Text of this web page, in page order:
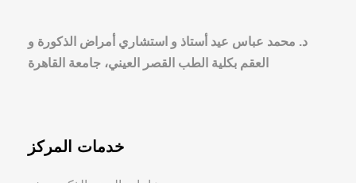
د. محمد عباس عيد أستاذ و استشاري أمراض الذكورة و
العقم بكلية الطب القصر العيني، جامعة القاهرة
خدمات المركز